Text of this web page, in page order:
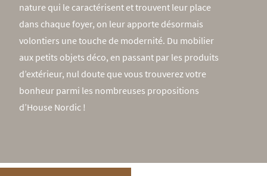
nature qui le caractérisent et trouvent leur place
dans chaque foyer, on leur apporte désormais
volontiers une touche de modernité. Du mobilier
aux petits objets déco, en passant par les produits
d’extérieur, nul doute que vous trouverez votre
bonheur parmi les nombreuses propositions
d’House Nordic !